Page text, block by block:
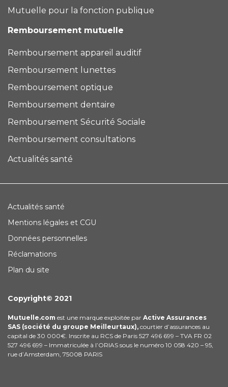
Mutuelle pour la fonction publique
Remboursement mutuelle
Remboursement appareil auditif
Remboursement lunettes
Remboursement optique
Remboursement dentaire
Remboursement Sécurité Sociale
Remboursement consultations
Actualités santé
Actualités santé
Mentions légales et CGU
Données personnelles
Réclamations
Plan du site
Copyright© 2021
Mutuelle.com est une marque exploitée par Active Assurances
SAS (société du groupe Meilleurtaux), courtier d’assurances au
capital de 30 000€. Inscrite au RCS de Paris 527 496 699 – TVA FR 02
527 496 699 – Immatriculée à l’ORIAS sous le numéro 10 058 420 – 95,
rue d’Amsterdam, 75008 PARIS